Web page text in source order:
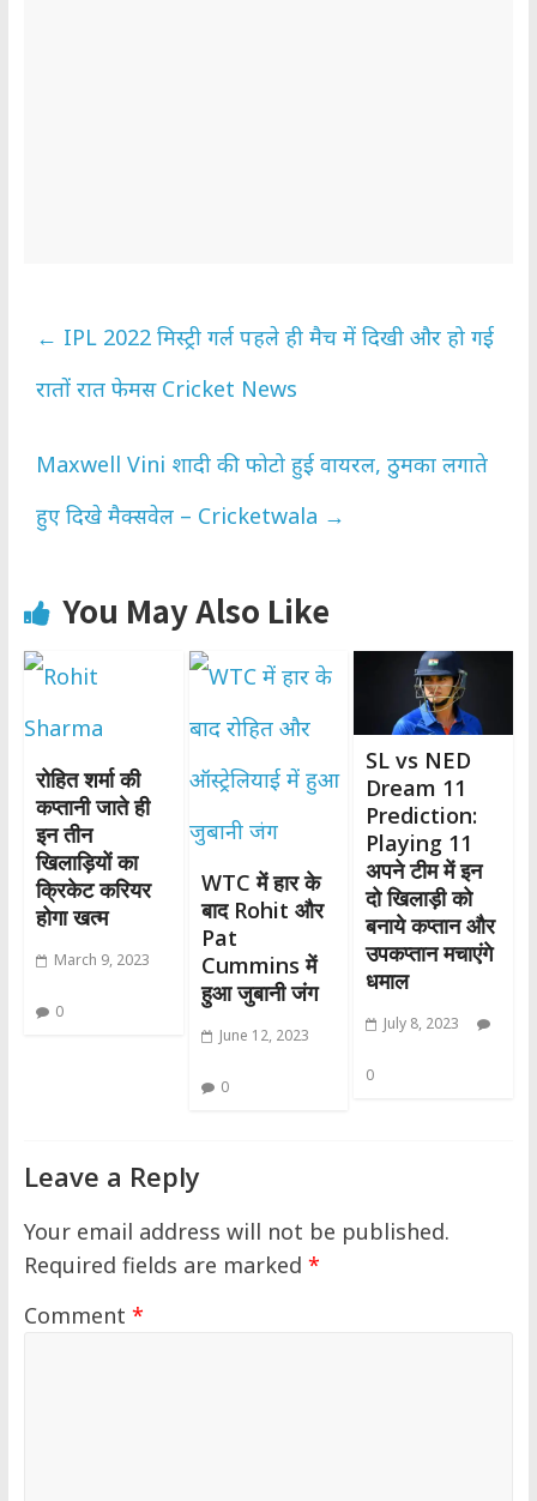
← IPL 2022 मिस्ट्री गर्ल पहले ही मैच में दिखी और हो गई
रातों रात फेमस Cricket News
Maxwell Vini शादी की फोटो हुई वायरल, ठुमका लगाते
हुए दिखे मैक्सवेल – Cricketwala →
You May Also Like
रोहित शर्मा की
कप्तानी जाते ही
इन तीन
खिलाड़ियों का
क्रिकेट करियर
होगा खत्म
March 9, 2023
0
WTC में हार के
बाद Rohit और
Pat
Cummins में
हुआ जुबानी जंग
June 12, 2023
0
SL vs NED
Dream 11
Prediction:
Playing 11
अपने टीम में इन
दो खिलाड़ी को
बनाये कप्तान और
उपकप्तान मचाएंगे
धमाल
July 8, 2023
0
Leave a Reply
Your email address will not be published.
Required fields are marked *
Comment *